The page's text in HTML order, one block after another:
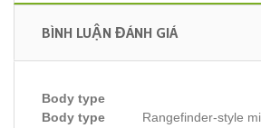
BÌNH LUẬN ĐÁNH GIÁ
Body type
Body type
Rangefinder-style